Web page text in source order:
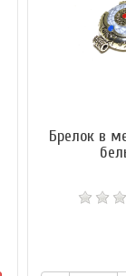
Брелок в